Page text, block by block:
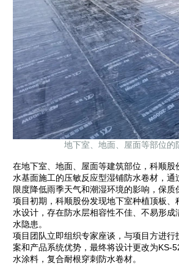
地下室、地面、屋面等部位的
在地下室、地面、屋面等建筑部位，科顺股
水基面施工的压敏反应型湿铺防水卷材，通
限度降低雨季天气和潮湿环境的影响，保质
项目初期，科顺股份发现地下室种植顶板、
水设计，存在防水层相容性不佳、不易形成
水隐患。
项目团队立即组织专家座谈，与项目方进行
案和产品系统优势，最终将设计更改为KS-
水涂料，复合耐根穿刺防水卷材。